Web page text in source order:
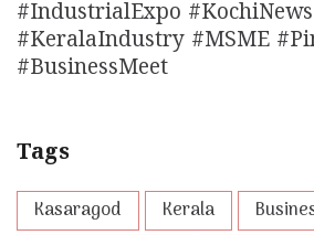
#IndustrialExpo #KochiNews
#KeralaIndustry #MSME
#BusinessMeet
Tags
Kasaragod Kerala